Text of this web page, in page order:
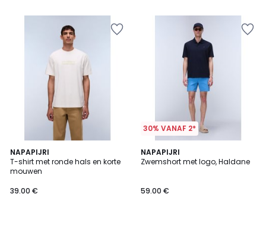
NAPAPIJRI
T-shirt met ronde hals en korte
mouwen
39.00 €
30% VANAF 2*
NAPAPIJRI
Zwemshort met logo, Haldane
59.00 €